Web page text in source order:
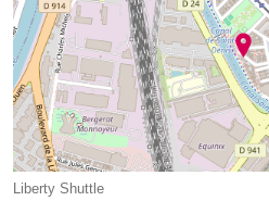
Liberty Shuttle